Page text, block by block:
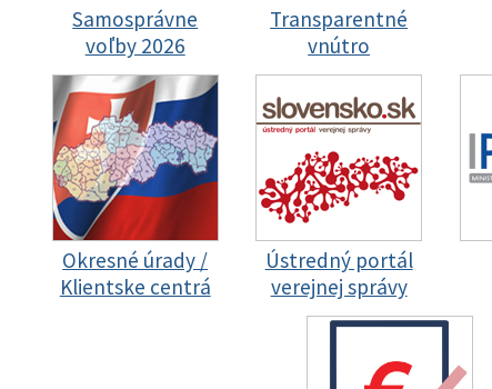
Samosprávne
voľby 2026
Transparentné
vnútro
Okresné úrady /
Klientske centrá
Ústredný portál
verejnej správy